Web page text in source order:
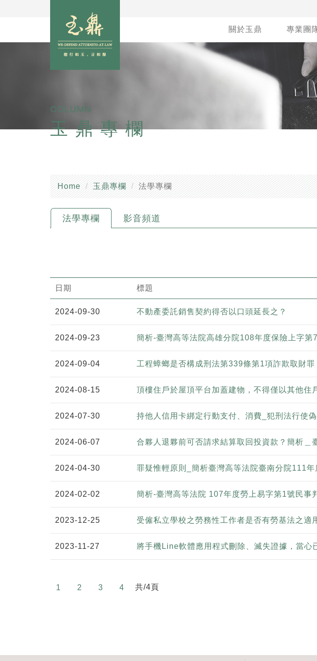
關於玉鼎 專業團
COLUMN
玉鼎專欄
Home 玉鼎專欄 法學專欄
法學專欄 影音頻道
日期 標題
2024-09-30 不動產委託銷售契約得否以口頭延長之？
2024-09-23 簡析-臺灣高等法院高雄分院108年度保險上字第
2024-09-04 工程蟑螂是否構成刑法第339條第1項詐欺取財罪
2024-08-15 頂樓住戶於屋頂平台加蓋建物，不得僅以其他住
2024-07-30 持他人信用卡綁定行動支付、消費_犯刑法行使偽
2024-06-07 合夥人退夥前可否請求結算取回投資款？簡析
2024-04-30 罪疑惟輕原則_簡析臺灣高等法院臺南分院111年
2024-02-02 簡析-臺灣高等法院 107年度勞上易字第1號民事
2023-12-25 受僱私立學校之勞務性工作者是否有勞基法之適
2023-11-27 將手機Line軟體應用程式刪除、滅失證據，當心
1 2 3 4 共/4頁